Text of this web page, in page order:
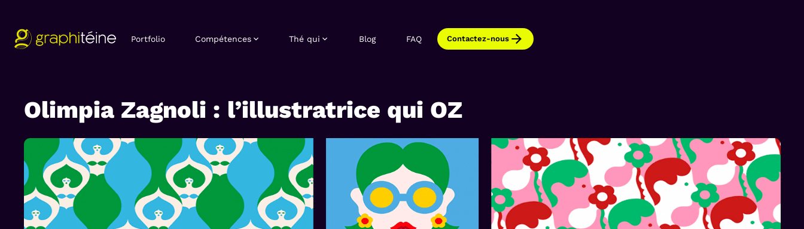
Portfolio Compétences Thé qui Blog FAQ Contactez-nous
Olimpia Zagnoli : l’illustratrice qui OZ